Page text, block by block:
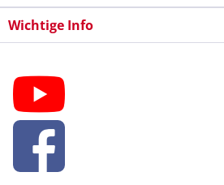
Wichtige Info